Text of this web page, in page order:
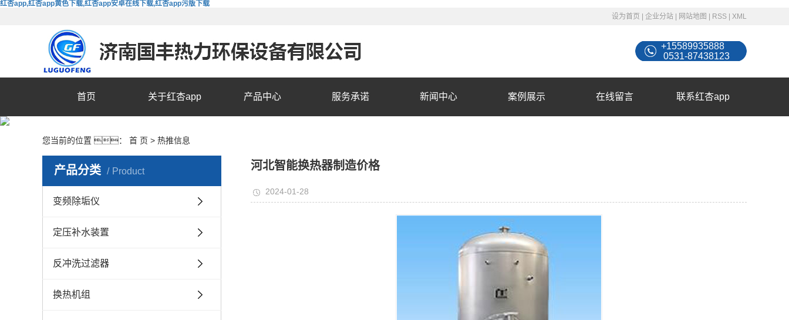
红杏app,红杏app黄色下载,红杏app安卓在线下载,红杏app污版下载
设为首页
企业分站 网站地图 RSS XML
+15589935888
0531-87438123
首页 关于红杏app 产品中心 服务承诺 新闻中心 案例展示 在线留言 联系红杏app
您当前的位置 ： 首 页 > 热推信息
产品分类 Product
变频除垢仪
定压补水装置
反冲洗过滤器
换热机组
河北智能换热器制造价格
2024-01-28